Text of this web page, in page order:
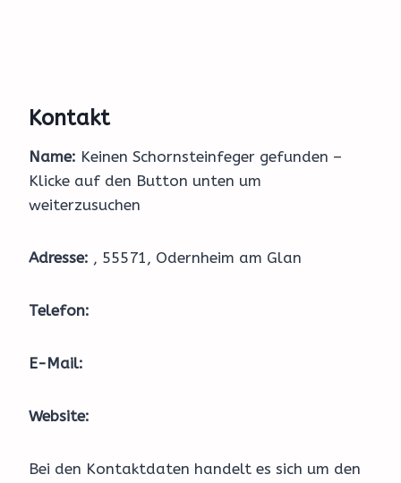
Kontakt
Name: Keinen Schornsteinfeger gefunden –
Klicke auf den Button unten um
weiterzusuchen
Adresse: , 55571, Odernheim am Glan
Telefon:
E-Mail:
Website:
Bei den Kontaktdaten handelt es sich um den